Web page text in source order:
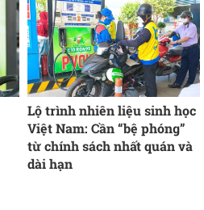
Lộ trình nhiên liệu sinh học
Việt Nam: Cần “bệ phóng”
từ chính sách nhất quán và
dài hạn